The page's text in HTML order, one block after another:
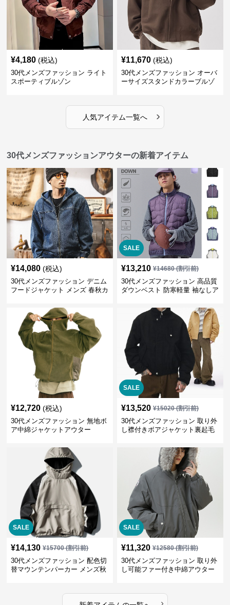
¥4,180 (税込)
30代メンズファッション ライト
スポーティブルゾン
¥11,670 (税込)
30代メンズファッション オーバ
ーサイズスタンドカラーブルゾ
人気アイテム一覧へ ›
30代メンズファッションアウターの新着アイテム
¥14,080 (税込)
30代メンズファッション デニム
フードジャケット メンズ 春秋カ
SALE
¥13,210 ¥14680(割引前)
30代メンズファッション 高品質
ダウンベスト 防寒軽量 袖なしア
¥12,720 (税込)
30代メンズファッション 無地ボ
ア中綿ジャケットアウター
SALE
¥13,520 ¥15020(割引前)
30代メンズファッション 取り外
し襟付きボアジャケット裏起毛
SALE
¥14,130 ¥15700(割引前)
30代メンズファッション 配色切
替マウンテンパーカー メンズ秋
SALE
¥11,320 ¥12580(割引前)
30代メンズファッション 取り外
し可能ファー付き中綿アウター
›